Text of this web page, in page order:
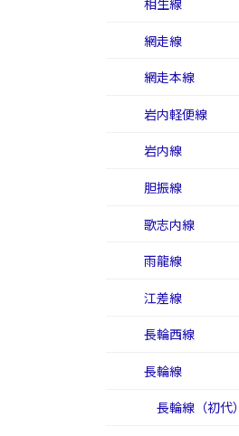
相生線
網走線
網走本線
岩内軽便線
岩内線
胆振線
歌志内線
雨龍線
江差線
長輪西線
長輪線
長輪線（初代）